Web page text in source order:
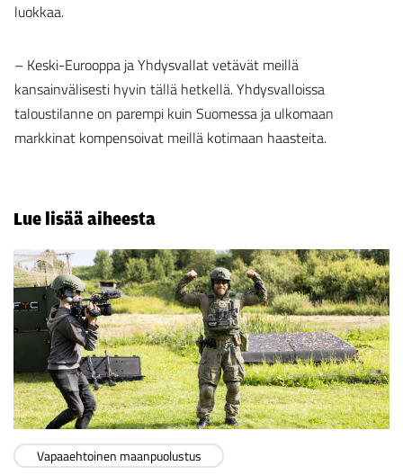
luokkaa.
– Keski-Eurooppa ja Yhdysvallat vetävät meillä
kansainvälisesti hyvin tällä hetkellä. Yhdysvalloissa
taloustilanne on parempi kuin Suomessa ja ulkomaan
markkinat kompensoivat meillä kotimaan haasteita.
Lue lisää aiheesta
Vapaaehtoinen maanpuolustus